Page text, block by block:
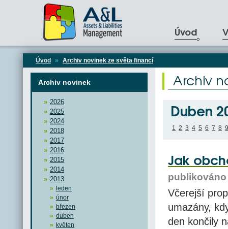
Úvod
Úvod » Archiv novinek ze světa financí
Archiv novinek
2026
2025
2024
2018
2017
2016
2015
2014
2013
leden
únor
březen
duben
květen
Archiv
Duben
1 2 3 4 5 6 7 8 9
Jak
publikováno
Včerejší
umazány,
den končily